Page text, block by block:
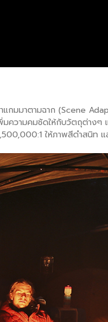
มมาตามฉาก (Scene
วามคมชัดให้กับวัตถุต่างๆ
ให้ภาพสีดำสนิท